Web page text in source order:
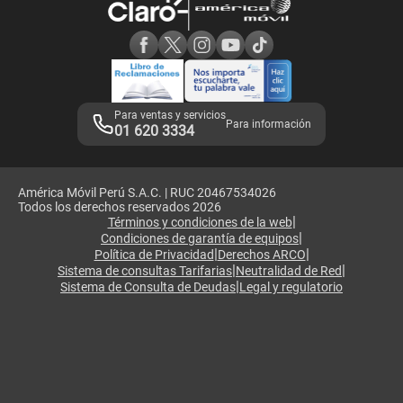
Adquirientes iPhone 6, 6S y SE
Mensaje de Seguridad
Términos y Condiciones de Tienda Claro
Libro de Reclamaciones
Legales de marketplace
Para ventas y servicios
01 620 3334 Para información
América Móvil Perú S.A.C. | RUC 20467534026
Todos los derechos reservados 2026
Términos y condiciones de la web|
Condiciones de garantía de equipos|
Política de Privacidad|Derechos ARCO|
Sistema de consultas Tarifarias|Neutralidad de Red|
Sistema de Consulta de Deudas|Legal y regulatorio